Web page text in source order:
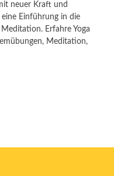
neuer Kraft und
Einführung in die
Erfahre Yoga
Meditation,